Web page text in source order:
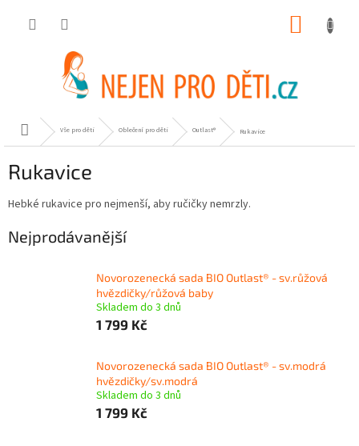
Domů Vše pro děti Oblečení pro děti Outlast® Rukavice
Rukavice
Hebké rukavice pro nejmenší, aby ručičky nemrzly.
Nejprodávanější
Novorozenecká sada BIO Outlast® - sv.růžová
hvězdičky/růžová baby
Skladem do 3 dnů
1 799 Kč
Novorozenecká sada BIO Outlast® - sv.modrá
hvězdičky/sv.modrá
Skladem do 3 dnů
1 799 Kč